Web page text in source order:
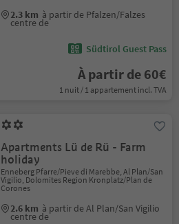
2.3 km à partir de Pfalzen/Falzes
centre de
Südtirol Guest Pass
À partir de 60€
1 nuit / 1 appartement incl. TVA
Apartments Lü de Rü - Farm
holiday
Enneberg Pfarre/Pieve di Marebbe, Al Plan/San
Vigilio, Dolomites Region Kronplatz/Plan de
Corones
2.6 km à partir de Al Plan/San Vigilio
centre de